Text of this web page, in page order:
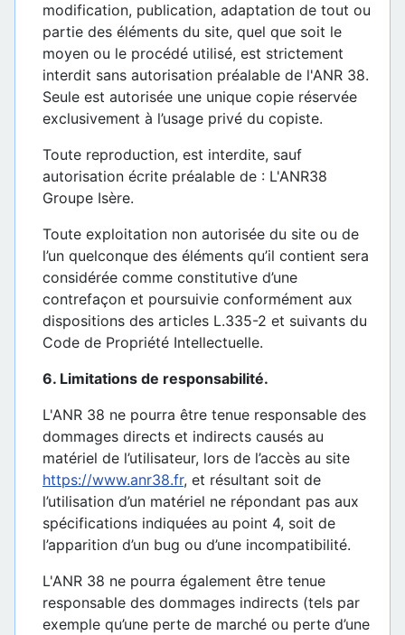
modification, publication, adaptation de tout ou
partie des éléments du site, quel que soit le
moyen ou le procédé utilisé, est strictement
interdit sans autorisation préalable de l'ANR 38.
Seule est autorisée une unique copie réservée
exclusivement à l’usage privé du copiste.
Toute reproduction, est interdite, sauf
autorisation écrite préalable de : L'ANR38
Groupe Isère.
Toute exploitation non autorisée du site ou de
l’un quelconque des éléments qu’il contient sera
considérée comme constitutive d’une
contrefaçon et poursuivie conformément aux
dispositions des articles L.335-2 et suivants du
Code de Propriété Intellectuelle.
6. Limitations de responsabilité.
L'ANR 38 ne pourra être tenue responsable des
dommages directs et indirects causés au
matériel de l’utilisateur, lors de l’accès au site
https://www.anr38.fr, et résultant soit de
l’utilisation d’un matériel ne répondant pas aux
spécifications indiquées au point 4, soit de
l’apparition d’un bug ou d’une incompatibilité.
L'ANR 38 ne pourra également être tenue
responsable des dommages indirects (tels par
exemple qu’une perte de marché ou perte d’une